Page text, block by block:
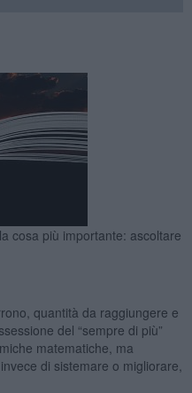
cosa più importante: ascoltare
quantità da raggiungere e
del “sempre di più”
matematiche, ma
di sistemare o migliorare,